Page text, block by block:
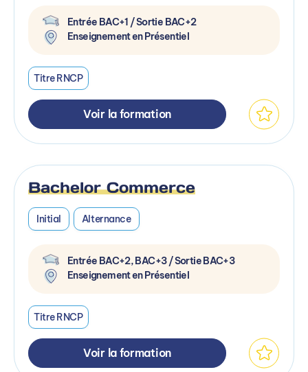
Entrée BAC+1 / Sortie BAC+2
Enseignement en Présentiel
Titre RNCP
Voir la formation
Bachelor Commerce
Initial Alternance
Entrée BAC+2, BAC+3 / Sortie BAC+3
Enseignement en Présentiel
Titre RNCP
Voir la formation